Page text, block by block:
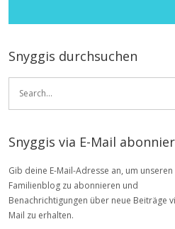
Snyggis durchsuchen
Search
Snyggis via E-Mail
Gib deine E-Mail-Adresse an, um unseren
Familienblog zu abonnieren und
Benachrichtigungen über neue Beiträge
Mail zu erhalten.